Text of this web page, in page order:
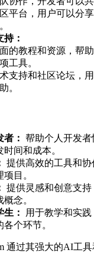
平台，用户可以分
：
的教程和资源，帮
工具。
支持和社区论坛，
。
： 帮助个人开发者
间和成本。
提供高效的工具和
目。
提供灵感和创意支
念。
：
用于教学和实
个环节。
通过其强大的AI工